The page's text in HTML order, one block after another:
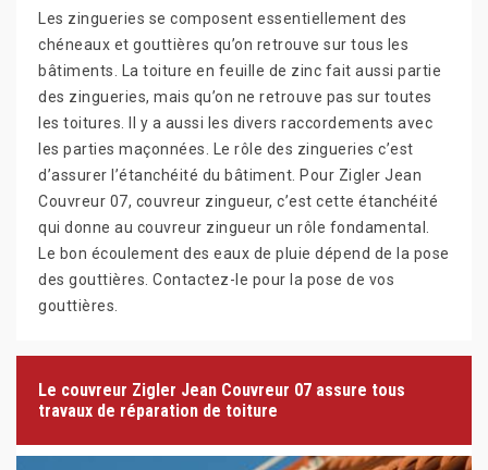
Les zingueries se composent essentiellement des
chéneaux et gouttières qu’on retrouve sur tous les
bâtiments. La toiture en feuille de zinc fait aussi partie
des zingueries, mais qu’on ne retrouve pas sur toutes
les toitures. Il y a aussi les divers raccordements avec
les parties maçonnées. Le rôle des zingueries c’est
d’assurer l’étanchéité du bâtiment. Pour Zigler Jean
Couvreur 07, couvreur zingueur, c’est cette étanchéité
qui donne au couvreur zingueur un rôle fondamental.
Le bon écoulement des eaux de pluie dépend de la pose
des gouttières. Contactez-le pour la pose de vos
gouttières.
Le couvreur Zigler Jean Couvreur 07 assure tous
travaux de réparation de toiture